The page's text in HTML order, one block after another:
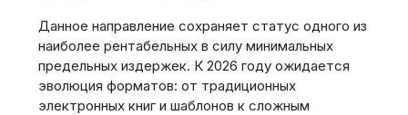
Данное направление сохраняет статус одного из
наиболее рентабельных в силу минимальных
предельных издержек. К 2026 году ожидается
эволюция форматов: от традиционных
электронных книг и шаблонов к сложным